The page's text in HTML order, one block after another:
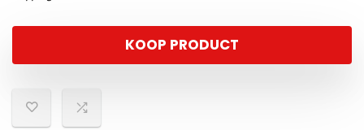
KOOP PRODUCT